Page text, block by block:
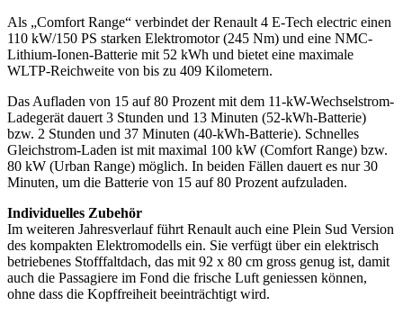
Als „Comfort Range“ verbindet der Renault 4 E-Tech electric einen
110 kW/150 PS starken Elektromotor (245 Nm) und eine NMC-
Lithium-Ionen-Batterie mit 52 kWh und bietet eine maximale
WLTP-Reichweite von bis zu 409 Kilometern.
Das Aufladen von 15 auf 80 Prozent mit dem 11-kW-Wechselstrom-
Ladegerät dauert 3 Stunden und 13 Minuten (52-kWh-Batterie)
bzw. 2 Stunden und 37 Minuten (40-kWh-Batterie). Schnelles
Gleichstrom-Laden ist mit maximal 100 kW (Comfort Range) bzw.
80 kW (Urban Range) möglich. In beiden Fällen dauert es nur 30
Minuten, um die Batterie von 15 auf 80 Prozent aufzuladen.
Individuelles Zubehör
Im weiteren Jahresverlauf führt Renault auch eine Plein Sud Version
des kompakten Elektromodells ein. Sie verfügt über ein elektrisch
betriebenes Stofffaltdach, das mit 92 x 80 cm gross genug ist, damit
auch die Passagiere im Fond die frische Luft geniessen können,
ohne dass die Kopffreiheit beeinträchtigt wird.